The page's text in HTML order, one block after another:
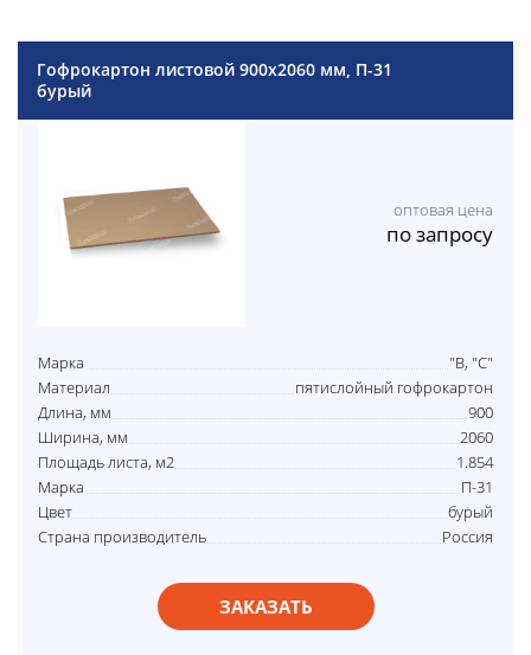
Реквизиты
Гофрокартон листовой 900х2060 мм, П-31
бурый
оптовая цена
по запросу
Марка
"В, "С"
Материал
пятислойный гофрокартон
Длина, мм
900
Ширина, мм
2060
Площадь листа, м2
1.854
Марка
П-31
Цвет
бурый
Страна производитель
Россия
ЗАКАЗАТЬ